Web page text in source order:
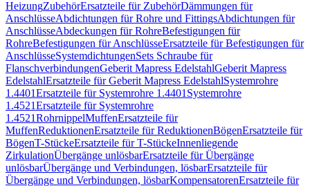
HeizungZubehörErsatzteile für ZubehörDämmungen für
AnschlüsseAbdichtungen für Rohre und FittingsAbdichtungen für
AnschlüsseAbdeckungen für RohreBefestigungen für
RohreBefestigungen für AnschlüsseErsatzteile für Befestigungen für
AnschlüsseSystemdichtungenSets Schraube für
FlanschverbindungenGeberit Mapress EdelstahlGeberit Mapress
EdelstahlErsatzteile für Geberit Mapress EdelstahlSystemrohre
1.4401Ersatzteile für Systemrohre 1.4401 Systemrohre
1.4521Ersatzteile für Systemrohre
1.4521RohrnippelMuffenErsatzteile für
MuffenReduktionenErsatzteile für ReduktionenBögenErsatzteile für
BögenT-StückeErsatzteile für T-StückeInnenliegende
ZirkulationÜbergänge unlösbarErsatzteile für Übergänge
unlösbarÜbergänge und Verbindungen, lösbarErsatzteile für
Übergänge und Verbindungen, lösbarKompensatorenErsatzteile für